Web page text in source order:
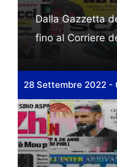
Dalla Gazzetta
fino al Corriere
28 Settembre 2022 -